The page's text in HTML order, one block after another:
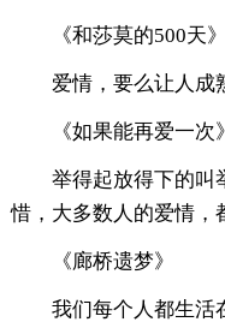
《和莎莫的500天》
爱情，要么让人成
《如果能再爱一次》
举得起放得下的叫
惜，大多数人的爱情，
《廊桥遗梦》
我们每个人都生活